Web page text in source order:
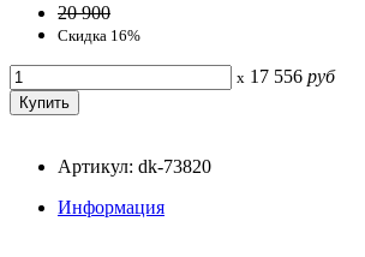
20 900
Скидка 16%
x 17 556 руб
Артикул: dk-73820
Информация